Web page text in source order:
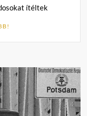
ítéltek